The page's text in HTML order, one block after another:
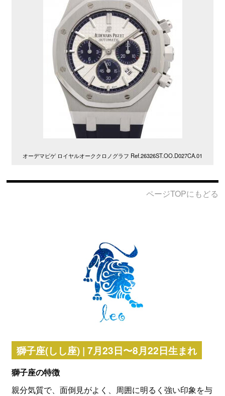
オーデマピゲ ロイヤルオーククロノグラフ Ref.26326ST.OO.D027CA.01
ページTOPにもどる
獅子座(しし座) | 7月23日〜8月22日生まれ
獅子座の特徴
親分気質で、面倒見がよく、周囲に明るく強い印象を与